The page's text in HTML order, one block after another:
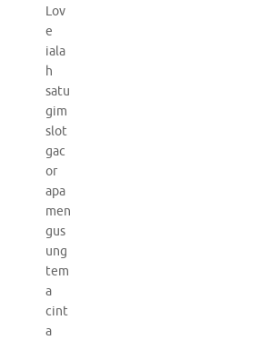
Lov
e
iala
h
satu
gim
slot
gac
or
apa
men
gus
ung
tem
a
cint
a